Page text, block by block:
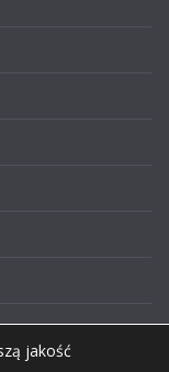
jakość